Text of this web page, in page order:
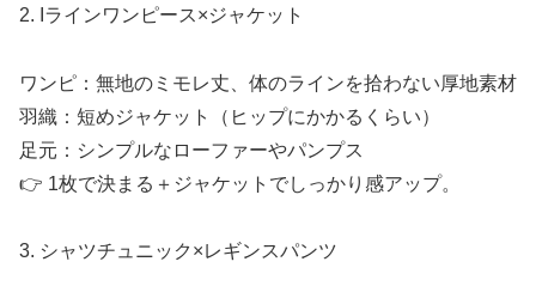
2. Iラインワンピース×ジャケット
ワンピ：無地のミモレ丈、体のラインを拾わない厚地素材
羽織：短めジャケット（ヒップにかかるくらい）
足元：シンプルなローファーやパンプス
👉 1枚で決まる＋ジャケットでしっかり感アップ。
3. シャツチュニック×レギンスパンツ